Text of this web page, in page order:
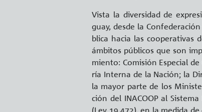
Vista la di­ver­si­dad de
guay, desde la
bli­ca hacia las coope­ra­ti­vas
ám­bi­tos pú­bli­cos que son
mien­to: Co­mi­sión Es­pe­cial
ría In­ter­na de la Na­ción; la
la mayor parte de los
ción del INACOOP al